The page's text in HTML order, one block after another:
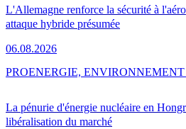
L'Allemagne renforce la sécurité à
attaque hybride présumée
06.08.2026
La pénurie d'énergie nucléaire en
libéralisation du marché
PROENERGIE,